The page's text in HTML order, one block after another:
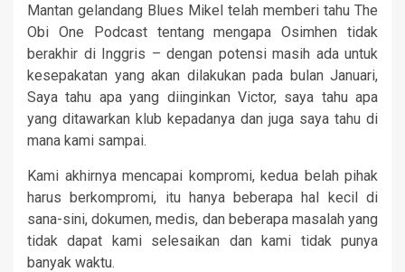
Mantan gelandang Blues Mikel telah memberi tahu The
Obi One Podcast tentang mengapa Osimhen tidak
berakhir di Inggris – dengan potensi masih ada untuk
kesepakatan yang akan dilakukan pada bulan Januari,
Saya tahu apa yang diinginkan Victor, saya tahu apa
yang ditawarkan klub kepadanya dan juga saya tahu di
mana kami sampai.
Kami akhirnya mencapai kompromi, kedua belah pihak
harus berkompromi, itu hanya beberapa hal kecil di
sana-sini, dokumen, medis, dan beberapa masalah yang
tidak dapat kami selesaikan dan kami tidak punya
banyak waktu.